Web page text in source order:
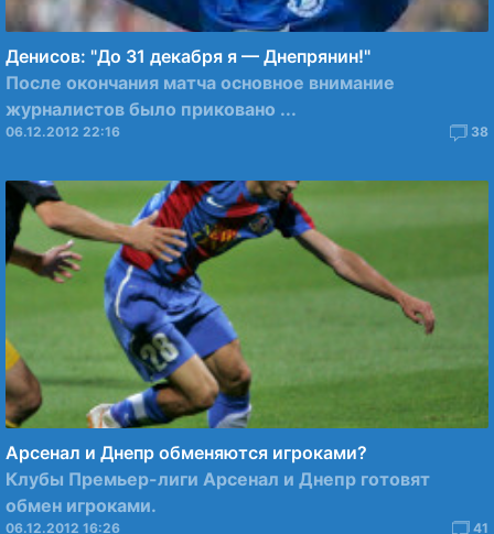
Денисов: "До 31 декабря я — Днепрянин!"
После окончания матча основное внимание
журналистов было приковано ...
06.12.2012 22:16 38
Арсенал и Днепр обменяются игроками?
Клубы Премьер-лиги Арсенал и Днепр готовят
обмен игроками.
06.12.2012 16:26 41